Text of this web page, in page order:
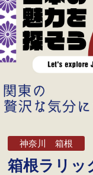
神奈川 箱根
箱根ラリッ